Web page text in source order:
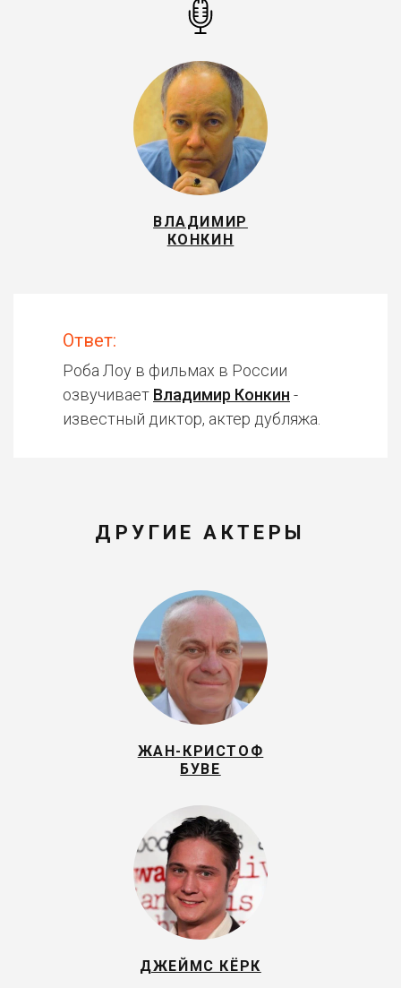
ВЛАДИМИР
КОНКИН
Ответ:
Роба Лоу в фильмах в России
озвучивает Владимир Конкин -
известный диктор, актер дубляжа.
ДРУГИЕ АКТЕРЫ
ЖАН-КРИСТОФ
БУВЕ
ДЖЕЙМС КЁРК